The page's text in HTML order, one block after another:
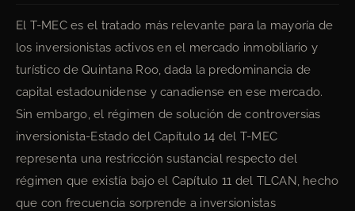
El T-MEC es el tratado más relevante para la mayoría de
los inversionistas activos en el mercado inmobiliario y
turístico de Quintana Roo, dada la predominancia de
capital estadounidense y canadiense en ese mercado.
Sin embargo, el régimen de solución de controversias
inversionista-Estado del Capítulo 14 del T-MEC
representa una restricción sustancial respecto del
régimen que existía bajo el Capítulo 11 del TLCAN, hecho
que con frecuencia sorprende a inversionistas